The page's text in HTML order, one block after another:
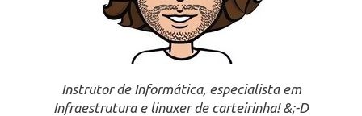
Instrutor de Informática, especialista em
Infraestrutura e linuxer de carteirinha! &;-D